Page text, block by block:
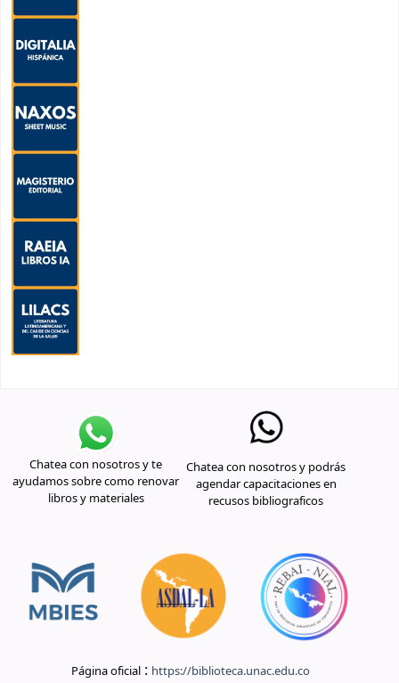
Chatea con nosotros y te
ayudamos sobre como renovar
libros y materiales
Chatea con nosotros y podrás
agendar capacitaciones en
recusos bibliograficos
Página oficial : https://biblioteca.unac.edu.co